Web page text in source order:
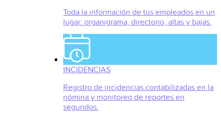
Toda la información de tus empleados en un
lugar: organigrama, directorio, altas y bajas.
INCIDENCIAS
Registro de incidencias contabilizadas en la
nómina y monitoreo de reportes en
segundos.